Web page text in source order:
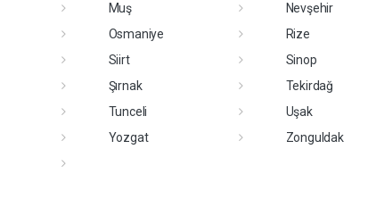
Muş Nevşehir
Osmaniye Rize
Siirt Sinop
Şırnak Tekirdağ
Tunceli Uşak
Yozgat Zonguldak